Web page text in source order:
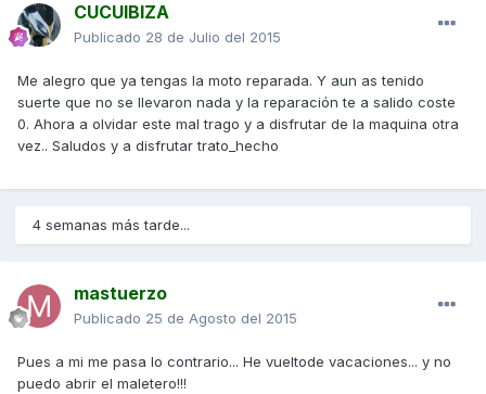
CUCUIBIZA
Publicado 28 de Julio del 2015
Me alegro que ya tengas la moto reparada. Y aun as tenido
suerte que no se llevaron nada y la reparación te a salido coste
0. Ahora a olvidar este mal trago y a disfrutar de la maquina otra
vez.. Saludos y a disfrutar trato_hecho
4 semanas más tarde...
mastuerzo
Publicado 25 de Agosto del 2015
Pues a mi me pasa lo contrario... He vueltode vacaciones... y no
puedo abrir el maletero!!!